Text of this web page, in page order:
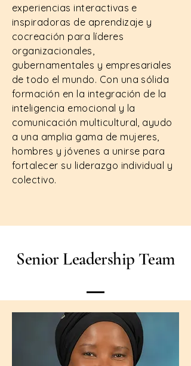
experiencias interactivas e
inspiradoras de aprendizaje y
cocreación para líderes
organizacionales,
gubernamentales y empresariales
de todo el mundo. Con una sólida
formación en la integración de la
inteligencia emocional y la
comunicación multicultural, ayudo
a una amplia gama de mujeres,
hombres y jóvenes a unirse para
fortalecer su liderazgo individual y
colectivo.
Senior Leadership Team